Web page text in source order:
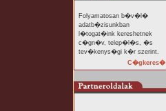
Folyamatosan b�v�l�
adatb�zisunkban
l�togat�ink kereshetnek
c�gn�v, telep�l�s, �s
tev�kenys�gi k�r szerint.
C�gkeres�